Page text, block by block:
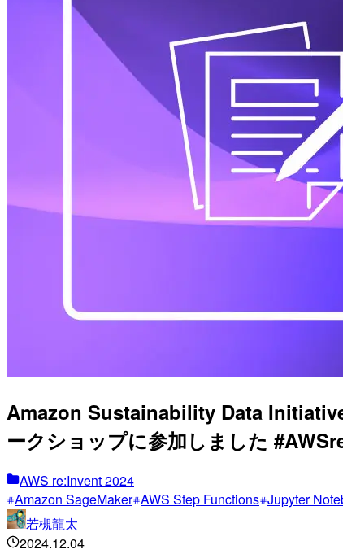
Amazon Sustainability Data
ークショップに参加しました
AWS re:Invent 2024
Amazon SageMaker AWS Step Functions Jupyter
若槻龍太
2024.12.04